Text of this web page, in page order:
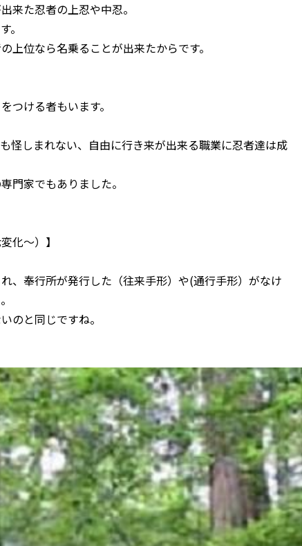
来た忍者の上忍や中忍。
。
上位なら名乗ることが出来たからです。
つける者もいます。
怪しまれない、自由に行き来が出来る職業に忍者達は成
門家でもありました。
化～）】
、奉行所が発行した（往来手形）や(通行手形）がなけ
のと同じですね。